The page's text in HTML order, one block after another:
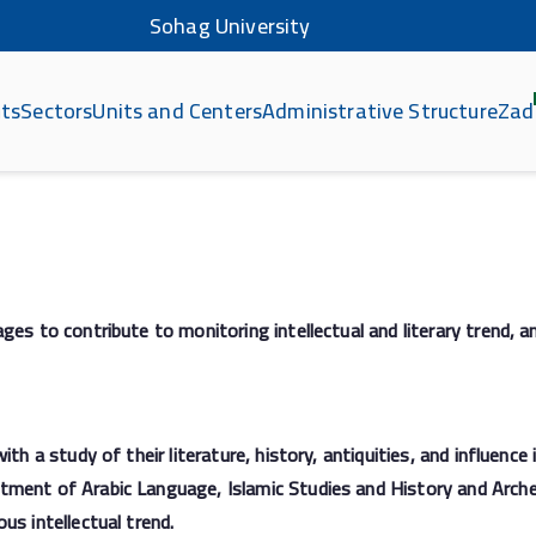
Sohag University
SectorsUnits and CentersAdministrative StructureZad
to contribute to monitoring intellectual and literary trend,
a study of their literature, history, antiquities, and
of Arabic Language, Islamic Studies and History and
intellectual trend.